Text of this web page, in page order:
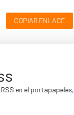
COPIAR ENLACE
en el portapapeles,